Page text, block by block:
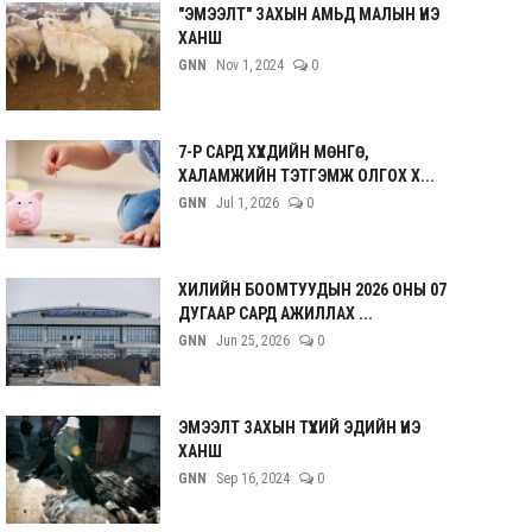
"ЭМЭЭЛТ" ЗАХЫН АМЬД МАЛЫН ҮНЭ
ХАНШ
GNN Nov 1, 2024 0
7-Р САРД ХҮҮХДИЙН МӨНГӨ,
ХАЛАМЖИЙН ТЭТГЭМЖ ОЛГОХ Х...
GNN Jul 1, 2026 0
ХИЛИЙН БООМТУУДЫН 2026 ОНЫ 07
ДУГААР САРД АЖИЛЛАХ ...
GNN Jun 25, 2026 0
ЭМЭЭЛТ ЗАХЫН ТҮҮХИЙ ЭДИЙН ҮНЭ
ХАНШ
GNN Sep 16, 2024 0